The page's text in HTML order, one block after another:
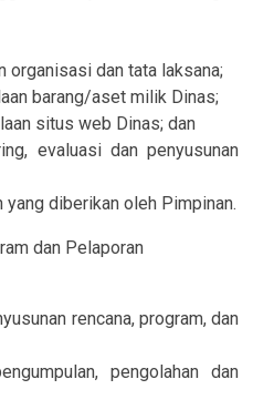
organisasi dan tata laksana;
barang/aset milik Dinas;
situs web Dinas; dan
evaluasi dan penyusunan
yang diberikan oleh Pimpinan.
dan Pelaporan
rencana, program, dan
pengolahan dan